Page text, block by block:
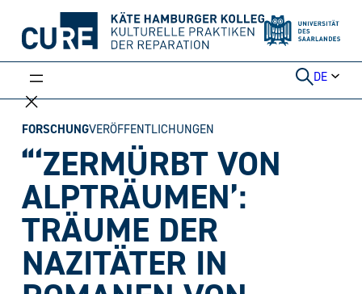
Inhalt
DE
FORSCHUNGVERÖFFENTLICHUNGEN
“‘ZERMÜRBT VON
ALPTRÄUMEN’:
TRÄUME DER
NAZITÄTER IN